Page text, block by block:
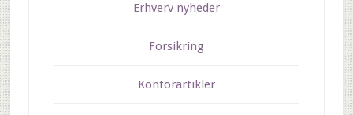
Erhverv nyheder
Forsikring
Kontorartikler